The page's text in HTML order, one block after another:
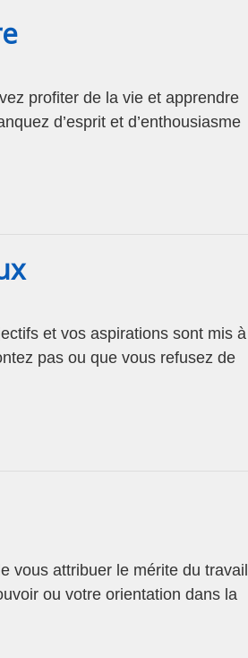
profiter de la vie et apprendre
d’esprit et d’enthousiasme
et vos aspirations sont mis à
pas ou que vous refusez de
vous attribuer le mérite du travail
ou votre orientation dans la